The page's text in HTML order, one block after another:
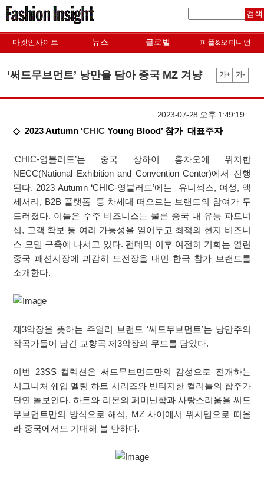
검색
마켓인사이트 뉴스 글로벌 피플&오피니언
‘써드무브먼트’ 낭만을 담아 중국 MZ 겨냥 가+ 가-
2023-07-28 오후 1:49:19
◇ 2023 Autumn ‘CHICYoung Blood’ 참가 대표주자
‘CHIC-영블러드’는 중국 상하이 홍차오에 위치한
NECC(National Exhibition and Convention Center)에서 진행
된다. 2023 Autumn ‘CHIC-영블러드’에는 유니섹스, 여성, 액
세서리, B2B 플랫폼 등 차세대 떠오르는 브랜드의 참여가 두
드러졌다. 이들은 수주 비즈니스는 물론 중국 내 유통 파트너
십, 고객 확보 등 여러 가능성을 열어두고 최적의 현지 비즈니
스 모델 구축에 나서고 있다. 팬데믹 이후 여전히 기회는 열린
중국 패션시장에 과감히 도전장을 내민 한국 참가 브랜드를
소개한다.
제3악장을 뜻하는 주얼리 브랜드 ‘써드무브먼트’는 낭만주의
작곡가들이 남긴 교향곡 제3악장의 무드를 담았다.
이번 23SS 컬렉션은 써드무브먼트만의 감성으로 전개하는
시그니처 쉐입 멜팅 하트 시리즈와 빈티지한 컬러들의 합주가
단연 돋보인다. 하트와 리본의 페미닌함과 사랑스러움을 써드
무브먼트만의 방식으로 해석, MZ 사이에서 위시템으로 떠올
라 중국에서도 기대해 볼 만하다.